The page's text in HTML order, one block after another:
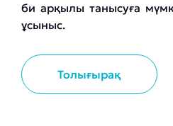
би арқылы танысуға
ұсыныс.
Толығырақ